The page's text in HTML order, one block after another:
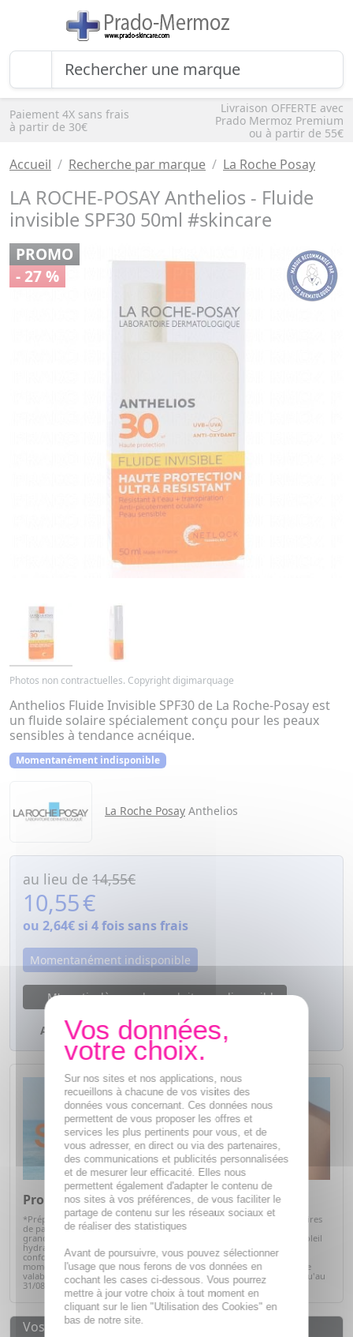
Paiement 4X sans frais
à partir de 30€
Livraison OFFERTE avec
Prado Mermoz Premium
ou à partir de 55€
Accueil Recherche par marque La Roche Posay
LA ROCHE-POSAY Anthelios - Fluide
invisible SPF30 50ml #skincare
PROMO
- 27 %
Photos non contractuelles. Copyright digimarquage
Anthelios Fluide Invisible SPF30 de La Roche-Posay est
un fluide solaire spécialement conçu pour les peaux
sensibles à tendance acnéique.
Momentanément indisponible
La Roche Posay Anthelios
au lieu de 14,55€
10,55€
ou 2,64€ si 4 fois sans frais
Momentanément indisponible
M'avertir dès que le produit sera disponible
Ajouter à mes favoris
Promos Solaires
*Préparez votre peau pour l'été avec notre sélection de produits solaires
de parapharmacie. Profitez d'offres exceptionnelles sur des soins de
grandes marques : protections solaires pour toute la famille, après-soleil
hydratants et soins adaptés à chaque type de peau. Alliez efficacité,
confort et sécurité tout en bénéficiant de prix avantageux. C'est le
moment idéal pour faire le plein de vos indispensables solaires ! Offre
valable sur articles signalés, dans la limite des stocks disponibles jusqu'au
31/08/2026.Voir la sélection
Vos avantages
Sur nos sites et nos applications, nous
recueillons à chacune de vos visites des
données vous concernant. Ces données nous
permettent de vous proposer les offres et
services les plus pertinents pour vous, et de
vous adresser, en direct ou via des partenaires,
des communications et publicités personnalisées
et de mesurer leur efficacité. Elles nous
permettent également d'adapter le contenu de
nos sites à vos préférences, de vous faciliter le
partage de contenu sur les réseaux sociaux et
de réaliser des statistiques
Avant de poursuivre, vous pouvez sélectionner
l'usage que nous ferons de vos données en
cochant les cases ci-dessous. Vous pourrez
mettre à jour votre choix à tout moment en
cliquant sur le lien "Utilisation des Cookies" en
bas de notre site.